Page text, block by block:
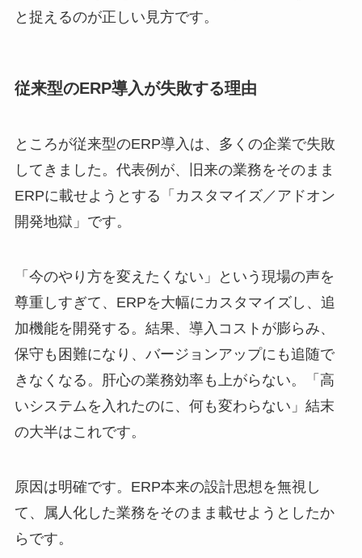
と捉えるのが正しい見方です。
従来型のERP導入が失敗する理由
ところが従来型のERP導入は、多くの企業で失敗
してきました。代表例が、旧来の業務をそのまま
ERPに載せようとする「カスタマイズ／アドオン
開発地獄」です。
「今のやり方を変えたくない」という現場の声を
尊重しすぎて、ERPを大幅にカスタマイズし、追
加機能を開発する。結果、導入コストが膨らみ、
保守も困難になり、バージョンアップにも追随で
きなくなる。肝心の業務効率も上がらない。「高
いシステムを入れたのに、何も変わらない」結末
の大半はこれです。
原因は明確です。ERP本来の設計思想を無視し
て、属人化した業務をそのまま載せようとしたか
らです。